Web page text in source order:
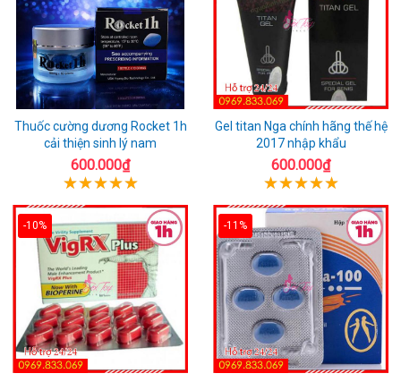
Thuốc cường dương Rocket 1h
cải thiện sinh lý nam
600.000₫
Gel titan Nga chính hãng thế hệ
2017 nhập khẩu
600.000₫
-10% -11%